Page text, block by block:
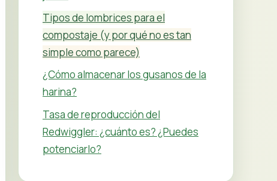
Tipos de lombrices para el
compostaje (y por qué no es tan
simple como parece)
¿Cómo almacenar los gusanos de la
harina?
Tasa de reproducción del
Redwiggler: ¿cuánto es? ¿Puedes
potenciarlo?